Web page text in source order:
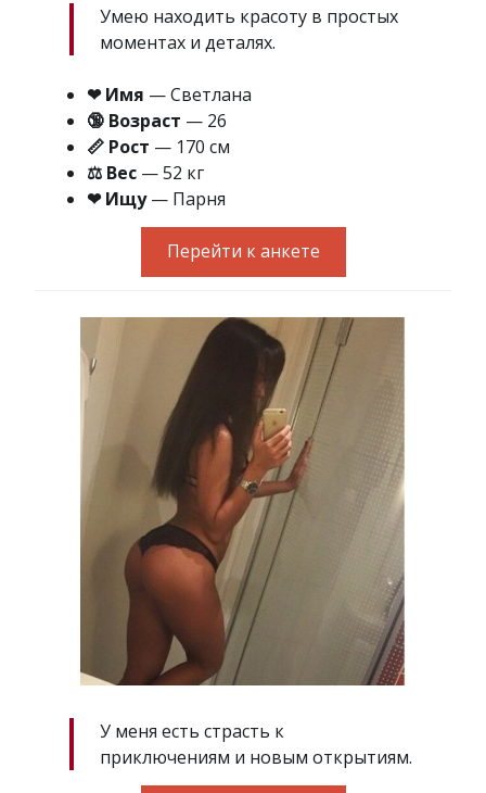
Умею находить красоту в простых
моментах и деталях.
❤ Имя — Светлана
🔞 Возраст — 26
📏 Рост — 170 см
⚖ Вес — 52 кг
❤ Ищу— Парня
Перейти к анкете
У меня есть страсть к
приключениям и новым открытиям.